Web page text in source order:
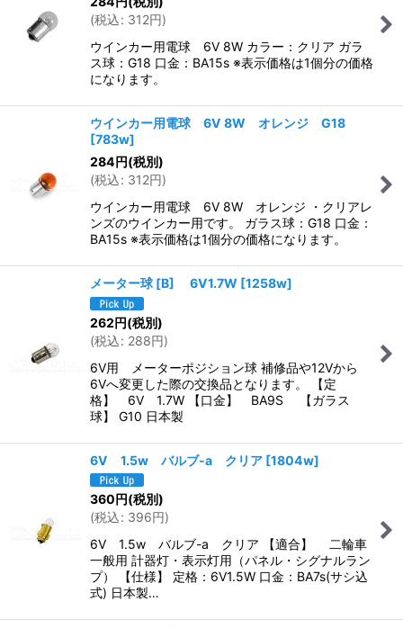
(税込: 312円)
ウインカー用電球 6V 8W カラー：クリア ガラ
ス球：G18 口金：BA15s ※表示価格は1個分の価格
になります。
ウインカー用電球 6V 8W オレンジ G18
[783w]
284円(税別)
(税込: 312円)
ウインカー用電球 6V 8W オレンジ ・クリアレ
ンズのウインカー用です。 ガラス球：G18 口金：
BA15s ※表示価格は1個分の価格になります。
メーター球 [B] 6V1.7W [1258w]
262円(税別)
(税込: 288円)
6V用 メーターポジション球 補修品や12Vから
6Vへ変更した際の交換品となります。 【定
格】 6V 1.7W 【口金】 BA9S 【ガラス
球】 G10 日本製
6V 1.5w バルブ-a クリア [1804w]
360円(税別)
(税込: 396円)
6V 1.5w バルブ-a クリア 【適合】 二輪車
一般用 計器灯・表示灯用（パネル・シグナルラン
プ） 【仕様】 定格：6V1.5W 口金：BA7s(サシ込
式) 日本製…